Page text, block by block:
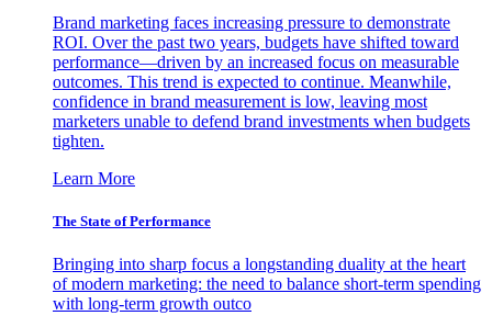
Brand marketing faces increasing pressure to demonstrate
ROI. Over the past two years, budgets have shifted toward
performance—driven by an increased focus on measurable
outcomes. This trend is expected to continue. Meanwhile,
confidence in brand measurement is low, leaving most
marketers unable to defend brand investments when budgets
tighten.
Learn More
The State of Performance
Bringing into sharp focus a longstanding duality at the heart
of modern marketing: the need to balance short-term spending
with long-term growth outco